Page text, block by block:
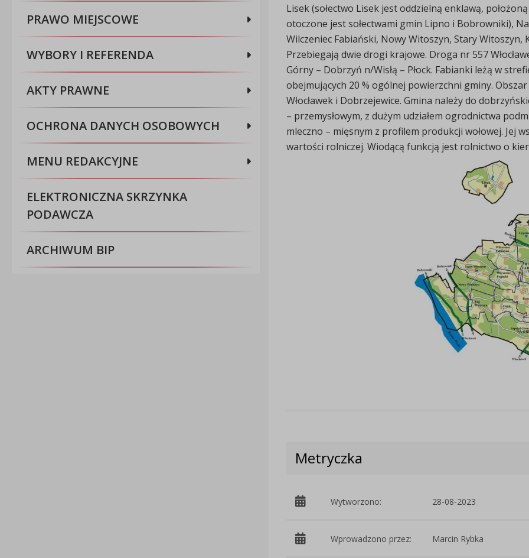
PRAWO MIEJSCOWE
WYBORY I REFERENDA
AKTY PRAWNE
OCHRONA DANYCH OSOBOWYCH
MENU REDAKCYJNE
ELEKTRONICZNA SKRZYNKA
PODAWCZA
ARCHIWUM BIP
Lisek (sołectwo Lisek jest oddzielną enklawą,
otoczone jest sołectwami gmin Lipno i Bobrowniki),
Wilczeniec Fabiański, Nowy Witoszyn, Stary Witoszyn,
Przebiegają dwie drogi krajowe. Droga nr 557
Górny – Dobrzyń n/Wisłą – Płock. Fabianki leżą w
obejmujących 20 % ogólnej powierzchni gminy.
Włocławek i Dobrzejewice. Gmina należy do
– przemysłowym, z dużym udziałem ogrodnictwa
mleczno – mięsnym z profilem produkcji wołowej. Jej
wartości rolniczej. Wiodącą funkcją jest rolnictwo o
Metryczka
Wytworzono: 28-08-2023
Wprowadzono przez: Marcin Rybka